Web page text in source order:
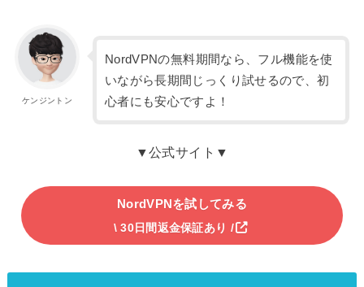
ケンジントン
NordVPNの無料期間なら、フル機能を使
いながら長期間じっくり試せるので、初
心者にも安心ですよ！
▼公式サイト▼
NordVPNを試してみる
\ 30日間返金保証あり /